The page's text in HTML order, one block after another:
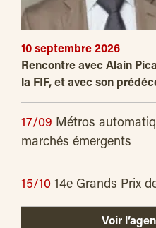
10 septembre 2026
Rencontre avec Alain
la FIF, et avec son
17/09 Métros
marchés émergents
15/10 14e Grands Prix
Voir